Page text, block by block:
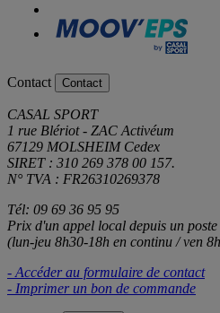
Contact Contact
CASAL SPORT
1 rue Blériot - ZAC Activéum
67129 MOLSHEIM Cedex
SIRET : 310 269 378 00 157.
N° TVA : FR26310269378
Tél: 09 69 36 95 95
Prix d'un appel local depuis un poste
(lun-jeu 8h30-18h en continu / ven
- Accéder au formulaire de contact
- Imprimer un bon de commande